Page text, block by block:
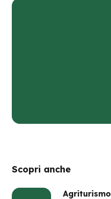
Scopri anche
Agriturismo